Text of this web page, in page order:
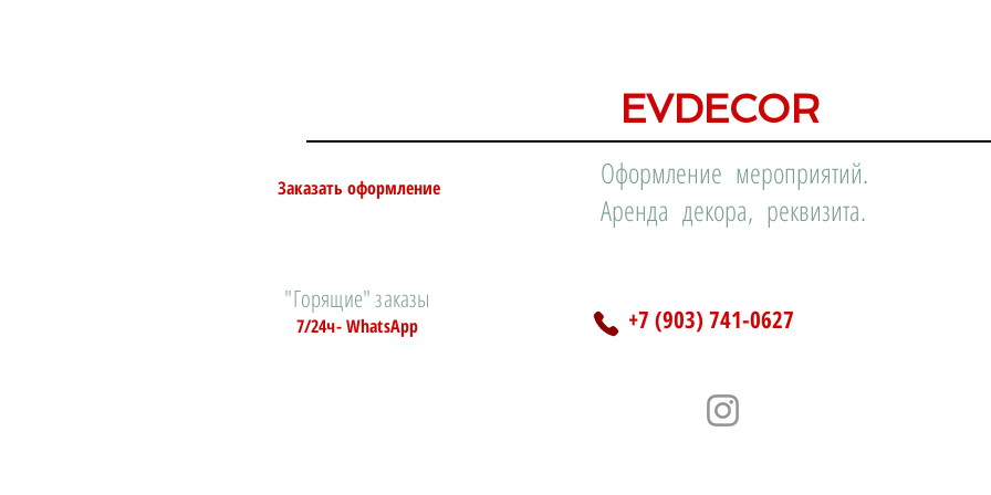
EVDECOR
Заказать оформление
"Горящие" заказы
7/24ч- WhatsApp
Оформление мероприятий.
Аренда декора, реквизита.
+7 (903) 741-0627